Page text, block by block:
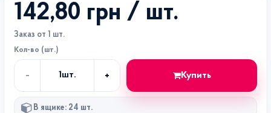
142,80 грн / шт.
Заказ от 1 шт.
Кол-во (шт.)
-
во
1шт. + Купить
В ящике: 24 шт.